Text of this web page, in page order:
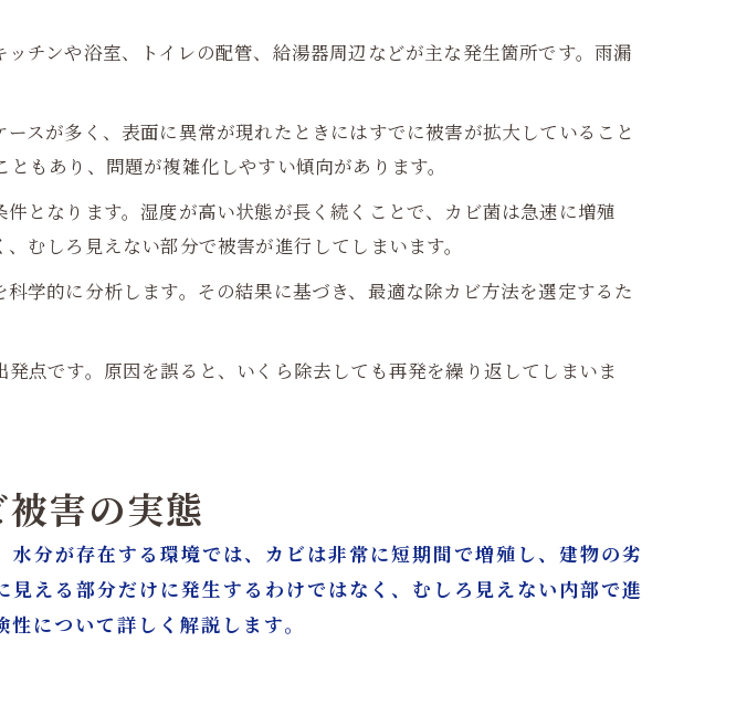
チンや浴室、トイレの配管、給湯器周辺などが主な発生箇所です。雨漏
スが多く、表面に異常が現れたときにはすでに被害が拡大していること
もあり、問題が複雑化しやすい傾向があります。
となります。湿度が高い状態が長く続くことで、カビ菌は急速に増殖
むしろ見えない部分で被害が進行してしまいます。
学的に分析します。その結果に基づき、最適な除カビ方法を選定するた
点です。原因を誤ると、いくら除去しても再発を繰り返してしまいま
害の実態
分が存在する環境では、カビは非常に短期間で増殖し、建物の劣
える部分だけに発生するわけではなく、むしろ見えない内部で進
について詳しく解説します。